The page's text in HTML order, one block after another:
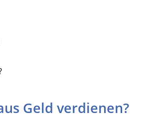
Geld verdienen?
Geld verdienen als Tagger für Netflix